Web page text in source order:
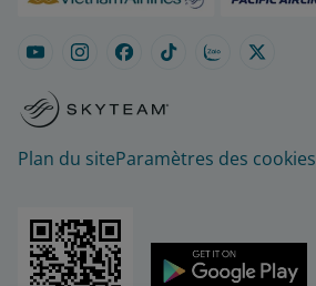
Plan du siteParamètres des cookies